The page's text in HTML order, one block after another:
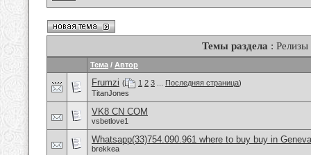
Темы раздела : Релизы
Тема / Автор
Frumzi ( 1 2 3 Последняя страница)
TitanJones
VK8 CN COM
vsbetlove1
Whatsapp(33)754.090.961 where to buy buy in
brekkea